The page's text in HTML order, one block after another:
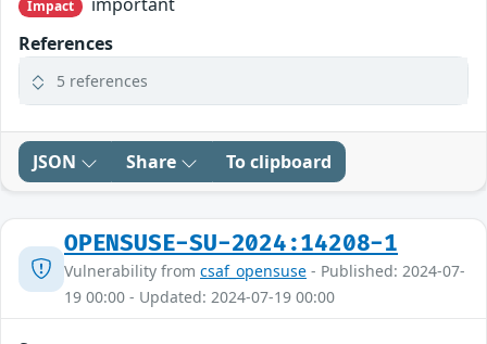
Impact
References
5 references
JSON Share To clipboard
OPENSUSE-SU-2024:14208-1
Vulnerability from csaf_opensuse - Published: 2024-07-
19 00:00 - Updated: 2024-07-19 00:00